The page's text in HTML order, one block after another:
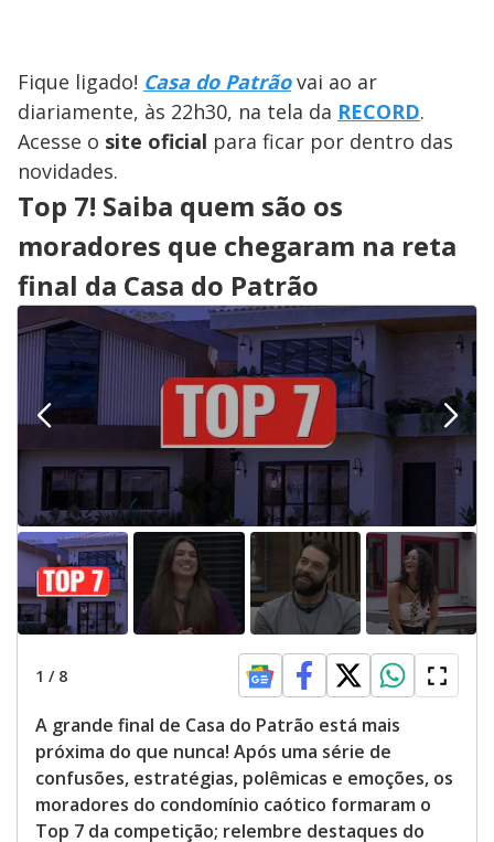
Fique ligado! Casa do Patrãovai ao ar
diariamente, às 22h30, na tela da RECORD.
Acesse o site oficial para ficar por dentro das
novidades.
Top 7! Saiba quem são os
moradores que chegaram na reta
final da Casa do Patrão
1 / 8
A grande final de Casa do Patrão está mais
próxima do que nunca! Após uma série de
confusões, estratégias, polêmicas e emoções, os
moradores do condomínio caótico formaram o
Top 7 da competição; relembre destaques do